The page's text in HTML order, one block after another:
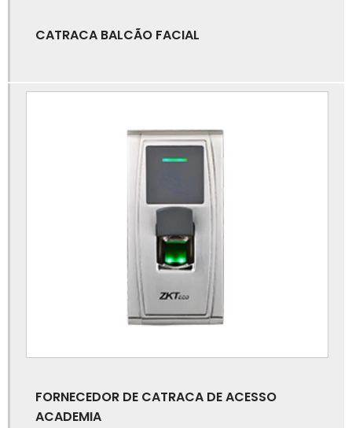
Catraca eletrônica para escola
Catraca para controle de acesso
Catraca para padaria com comanda
Catraca tipo flap
Catraca tipo torniquete
CATRACA BALCÃO FACIAL
FORNECEDOR DE CATRACA DE ACESSO
ACADEMIA